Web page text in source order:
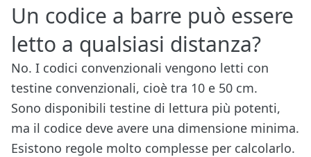
Un codice a barre può essere
letto a qualsiasi distanza?
No. I codici convenzionali vengono letti con
testine convenzionali, cioè tra 10 e 50 cm.
Sono disponibili testine di lettura più potenti,
ma il codice deve avere una dimensione minima.
Esistono regole molto complesse per calcolarlo.